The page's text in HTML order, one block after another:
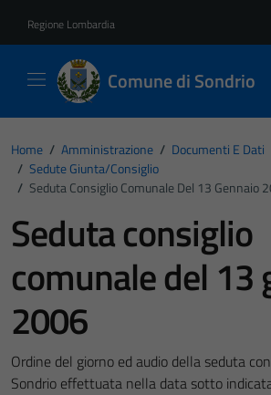
Regione Lombardia
Comune di Sondrio
Home / Amministrazione / Documenti E Dati
/ Sedute Giunta/consiglio
/ Seduta Consiglio Comunale Del 13 Gennaio
Seduta consiglio
comunale del 13
2006
Ordine del giorno ed audio della seduta
Sondrio effettuata nella data sotto